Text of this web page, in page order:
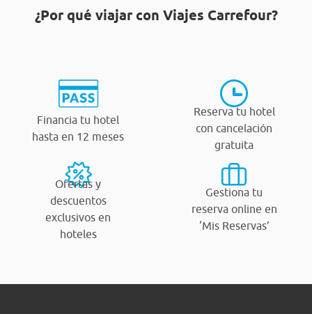
¿Por qué viajar con Viajes Carrefour?
Financia tu hotel
hasta en 12 meses
Reserva tu hotel
con cancelación
gratuita
Ofertas y
descuentos
exclusivos en
hoteles
Gestiona tu
reserva online en
‘Mis Reservas’